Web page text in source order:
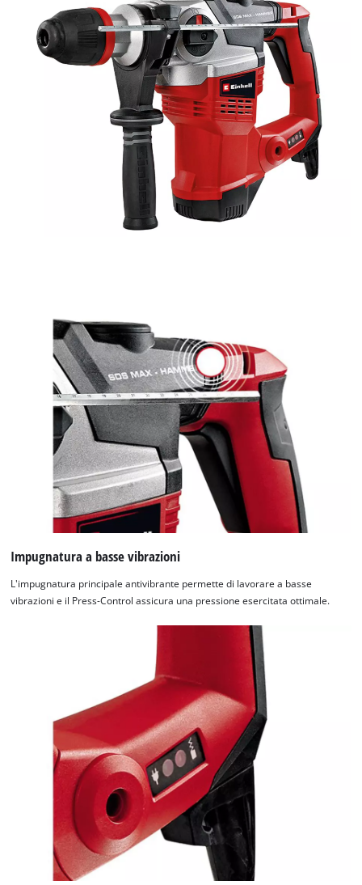
Impugnatura a basse vibrazioni
L'impugnatura principale antivibrante permette di lavorare a basse
vibrazioni e il Press-Control assicura una pressione esercitata ottimale.